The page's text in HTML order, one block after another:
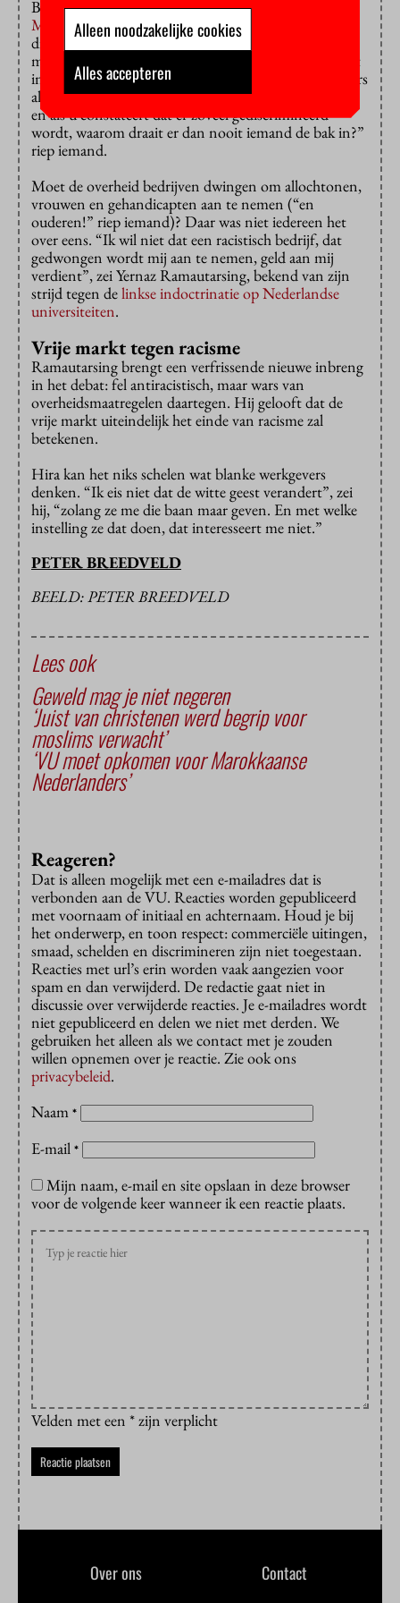
Barbara Bos van hetCollege voor de Rechten van de
Mens
vertelde dat het college vaak klachten over
discriminatie om juridische redenen ongegrond
moeten verklaren, terwijl iedereen weet dat er iets niet
in de haak is. Dat deed de frustratie van de toehoorders
alleen maar toenemen. “Discriminatie is een misdrijf,
en als u constateert dat er zoveel gediscrimineerd
wordt, waarom draait er dan nooit iemand de bak in?”
riep iemand.
Moet de overheid bedrijven dwingen om allochtonen,
vrouwen en gehandicapten aan te nemen (“en
ouderen!” riep iemand)? Daar was niet iedereen het
over eens. “Ik wil niet dat een racistisch bedrijf, dat
gedwongen wordt mij aan te nemen, geld aan mij
verdient”, zei Yernaz Ramautarsing, bekend van zijn
strijd tegen delinkse indoctrinatie op Nederlandse
universiteiten.
Vrije markt tegen racisme
Ramautarsing brengt een verfrissende nieuwe inbreng
in het debat: fel antiracistisch, maar wars van
overheidsmaatregelen daartegen. Hij gelooft dat de
vrije markt uiteindelijk het einde van racisme zal
betekenen.
Hira kan het niks schelen wat blanke werkgevers
denken. “Ik eis niet dat de witte geest verandert”, zei
hij, “zolang ze me die baan maar geven. En met welke
instelling ze dat doen, dat interesseert me niet.”
PETER BREEDVELD
BEELD: PETER BREEDVELD
Lees ook
Geweld mag je niet negeren
‘Juist van christenen werd begrip voor
moslims verwacht’
‘VU moet opkomen voor Marokkaanse
Nederlanders’
Reageren?
Dat is alleen mogelijk met een e-mailadres dat is
verbonden aan de VU. Reacties worden gepubliceerd
met voornaam of initiaal en achternaam. Houd je bij
het onderwerp, en toon respect: commerciële uitingen,
smaad, schelden en discrimineren zijn niet toegestaan.
Reacties met url’s erin worden vaak aangezien voor
spam en dan verwijderd. De redactie gaat niet in
discussie over verwijderde reacties. Je e-mailadres wordt
niet gepubliceerd en delen we niet met derden. We
gebruiken het alleen als we contact met je zouden
willen opnemen over je reactie. Zie ook ons
privacybeleid.
Naam *
E-mail *
Mijn naam, e-mail en site opslaan in deze browser
voor de volgende keer wanneer ik een reactie plaats.
Velden met een * zijn verplicht
Over ons Contact
Alleen noodzakelijke cookies
Alles accepteren